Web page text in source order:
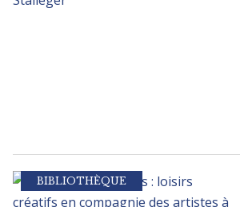
BIBLIOTHÈQUE